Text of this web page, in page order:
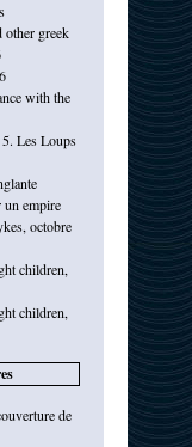
greek
with the
Les Loups
un empire
octobre
children,
children,
de